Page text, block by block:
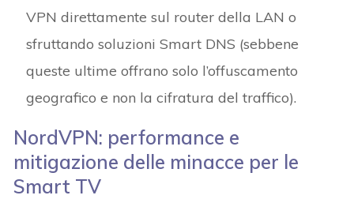
VPN direttamente sul router della LAN o
sfruttando soluzioni Smart DNS (sebbene
queste ultime offrano solo l’offuscamento
geografico e non la cifratura del traffico).
NordVPN: performance e
mitigazione delle minacce per le
Smart TV